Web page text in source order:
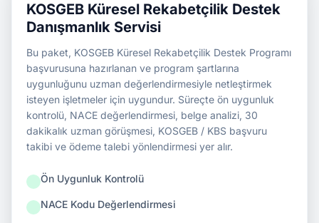
KOSGEB Küresel Rekabetçilik Destek
Danışmanlık Servisi
Bu paket, KOSGEB Küresel Rekabetçilik Destek Programı
başvurusuna hazırlanan ve program şartlarına
uygunluğunu uzman değerlendirmesiyle netleştirmek
isteyen işletmeler için uygundur. Süreçte ön uygunluk
kontrolü, NACE değerlendirmesi, belge analizi, 30
dakikalık uzman görüşmesi, KOSGEB / KBS başvuru
takibi ve ödeme talebi yönlendirmesi yer alır.
Ön Uygunluk Kontrolü
NACE Kodu Değerlendirmesi